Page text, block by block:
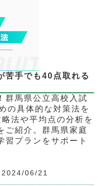
苦手でも40点取れる
群馬県公立高校入試
の具体的な対策法を
法や平均点の分析を
ご紹介。群馬県家庭
習プランをサポート
2024/06/21